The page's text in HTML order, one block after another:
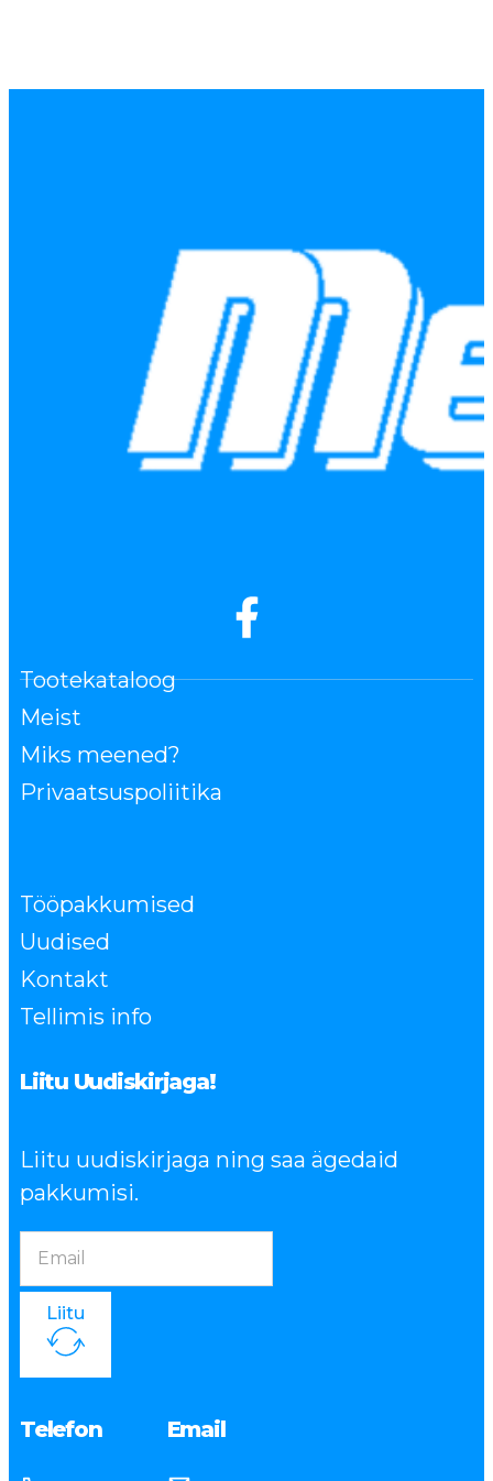
Tootekataloog
Meist
Miks meened?
Privaatsuspoliitika
Tööpakkumised
Uudised
Kontakt
Tellimis info
Liitu Uudiskirjaga!
Liitu uudiskirjaga ning saa ägedaid
pakkumisi.
Liitu
Telefon Email